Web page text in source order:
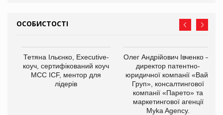
ОСОБИСТОСТІ
Тетяна Ільєнко, Executive-
коуч, сертифікований коуч
МСС ICF, ментор для
лідерів
Олег Андрійович Івченко —
директор патентно-
юридичної компанії «Вайз
Груп», консалтингової
компанії «Парето» та
маркетингової агенції
Myka Agency.